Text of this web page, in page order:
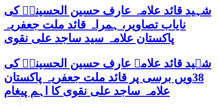
شہید قائد علامہ عارف حسین الحسینیؒ کی
نایاب تصاویر، ہمراہ قائد ملت جعفریہ
پاکستان علامہ سید ساجد علی نقوی
شہید قائد علامہ عارف حسین الحسینیؒ کی
38ویں برسی پر قائد ملت جعفریہ پاکستان
علامہ ساجد علی نقوی کا اہم پیغام